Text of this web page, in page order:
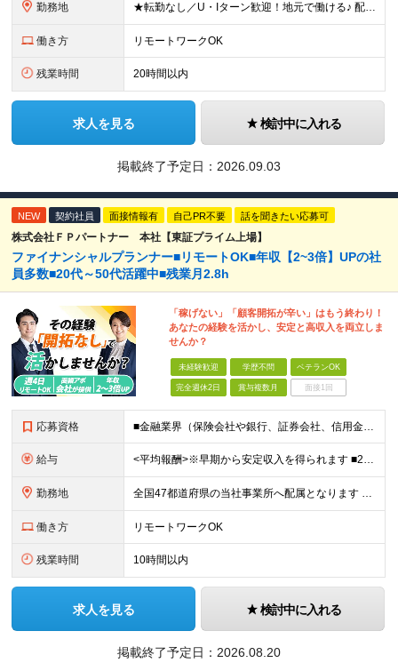
勤務地 ★転勤なし／U・Iターン歓迎！地元で働ける♪ 配属先：東京・神奈川・千葉・長野・石川・大阪・福岡・札幌・愛知・広島にある『NTTドコモ』グループ 《勤務地一覧》 ■東京 ・東京都新宿区新宿4-1-6
働き方 リモートワークOK
残業時間 20時間以内
求人を見る 検討中に入れる
掲載終了予定日： 2026.09.03
NEW 契約社員 面接情報有 自己PR不要 話を聞きたい応募可
株式会社ＦＰパートナー 本社【東証プライム上場】
ファイナンシャルプランナー■リモートOK■年収【2~3倍】UPの社
員多数■20代～50代活躍中■残業月2.8h
「稼げない」「顧客開拓が辛い」はもう終わり！
あなたの経験を活かし、安定と高収入を両立しま
せんか？
未経験歓迎 学歴不問 ベテランOK
完全週休2日 賞与複数月 面接1回
応募資格 ■金融業界（保険会社や銀行、証券会社、信用金庫など）の営業経験をお持ちの方 ■学歴不問 ※第二新卒の方も歓迎します ※直販の保険営業職経験者も多数活躍中。 お客さまへのご提案に集中できる仕組みにより
給与 <平均報酬>※早期から安定収入を得られます ■2年目～：888万円 ■3年目～：960万円 ■4年目～：1028万円 ★成果連動型報酬（営業成績に応じて支給/45時間分固定残業代含む/超過分は別途支
勤務地 全国47都道府県の当社事業所へ配属となります ※居住地や希望の勤務先を考慮します ※リモートワークOK／転勤なし ＜本社＞ 東京都台東区浅草橋1-1-8 FP浅草橋ビル (変更の範囲)上記を除く当
働き方 リモートワークOK
残業時間 10時間以内
求人を見る 検討中に入れる
掲載終了予定日： 2026.08.20